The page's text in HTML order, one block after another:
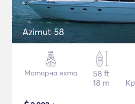
Azimut 58
Моторна яхта
58 ft
18 m